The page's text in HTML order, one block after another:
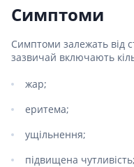
Симптоми
Симптоми залежать від
зазвичай включають
жар;
еритема;
ущільнення;
підвищена чутливість;